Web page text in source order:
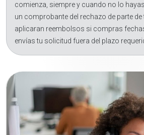
comienza, siempre y cuando no lo
un comprobante del rechazo de parte
aplicaran reembolsos si compras
envías tu solicitud fuera del plazo